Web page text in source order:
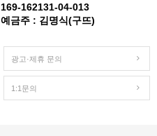
169-162131-04-013
예금주 : 김명식(구뜨)
광고·제휴 문의
1:1문의